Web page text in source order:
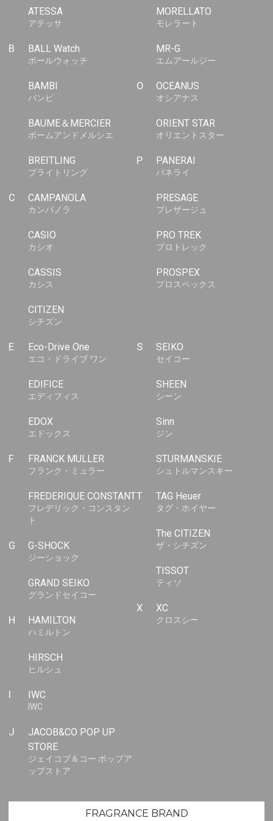
ATESSA
アテッサ
B BALL Watch
ボールウォッチ
BAMBI
バンビ
BAUME＆MERCIER
ボームアンドメルシエ
BREITLING
ブライトリング
C CAMPANOLA
カンパノラ
CASIO
カシオ
CASSIS
カシス
CITIZEN
シチズン
E Eco-Drive One
エコ・ドライブ ワン
EDIFICE
エディフィス
EDOX
エドックス
F FRANCK MULLER
フランク・ミュラー
FREDERIQUE CONSTANT
フレデリック・コンスタン
ト
G G-SHOCK
ジーショック
GRAND SEIKO
グランドセイコー
H HAMILTON
ハミルトン
HIRSCH
ヒルシュ
I IWC
IWC
J
JACOB&CO POP UP
STORE
ジェイコブ＆コー ポップア
ップストア
MORELLATO
モレラート
MR-G
エムアールジー
O OCEANUS
オシアナス
ORIENT STAR
オリエントスター
P PANERAI
パネライ
PRESAGE
プレザージュ
PRO TREK
プロトレック
PROSPEX
プロスペックス
S SEIKO
セイコー
SHEEN
シーン
Sinn
ジン
STURMANSKIE
シュトルマンスキー
T TAG Heuer
タグ・ホイヤー
The CITIZEN
ザ・シチズン
TISSOT
ティソ
X XC
クロスシー
FRAGRANCE BRAND